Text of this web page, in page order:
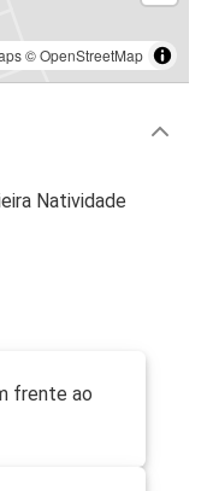
©OpenStreetMap
Natividade
frente ao